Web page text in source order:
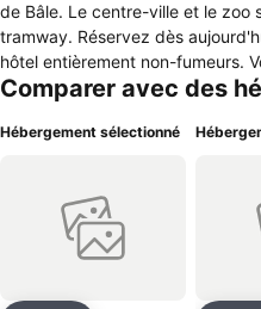
de Bâle. Le centre-ville et le zoo
tramway. Réservez dès
hôtel entièrement non-fumeurs.
attendre à un accueil
Comparer avec des
Hébergement sélectionné